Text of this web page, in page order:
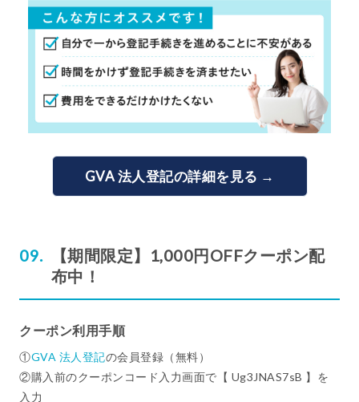
GVA 法人登記の詳細を見る →
【期間限定】1,000円OFFクーポン配
布中！
クーポン利用手順
①GVA 法人登記の会員登録（無料）
②購入前のクーポンコード入力画面で【 Ug3JNAS7sB 】を
入力